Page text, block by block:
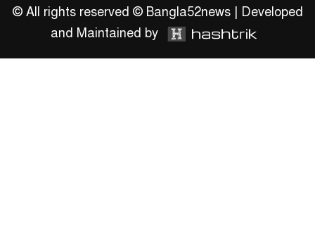
© All rights reserved © Bangla52news | Developed
and Maintained by